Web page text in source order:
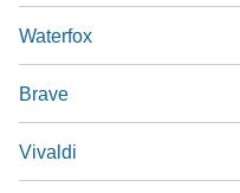
Waterfox
Brave
Vivaldi